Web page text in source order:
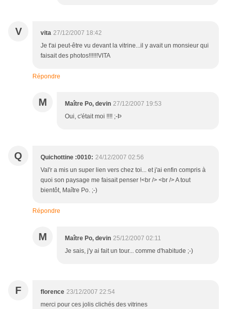
V vita 27/12/2007 18:42
Je t'ai peut-être vu devant la vitrine...il y avait un monsieur qui
faisait des photos!!!!!!VITA
Répondre
M Maître Po, devin 27/12/2007 19:53
Oui, c'était moi !!!! ;-Þ
Q Quichottine :0010: 24/12/2007 02:56
Val'r a mis un super lien vers chez toi... et j'ai enfin compris à
quoi son paysage me faisait penser !<br /> <br /> A tout
bientôt, Maître Po. ;-)
Répondre
M Maître Po, devin 25/12/2007 02:11
Je sais, j'y ai fait un tour... comme d'habitude ;-)
F florence 23/12/2007 22:54
merci pour ces jolis clichés des vitrines